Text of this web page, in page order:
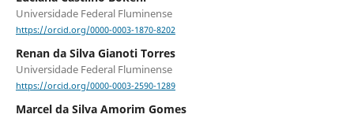
Universidade Federal Fluminense
https://orcid.org/0000-0003-1870-8202
Renan da Silva Gianoti Torres
Universidade Federal Fluminense
https://orcid.org/0000-0003-2590-1289
Marcel da Silva Amorim Gomes